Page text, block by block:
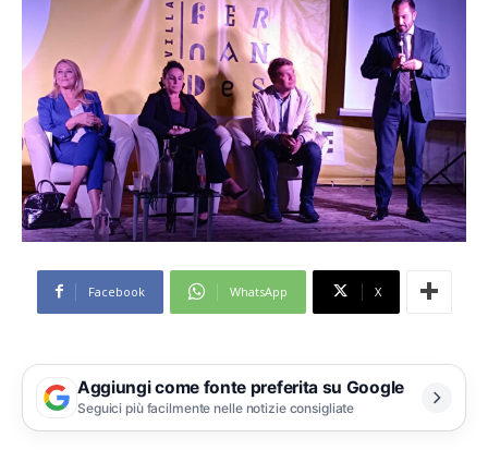
Facebook WhatsApp X
Aggiungi come fonte preferita su Google
Seguici più facilmente nelle notizie consigliate